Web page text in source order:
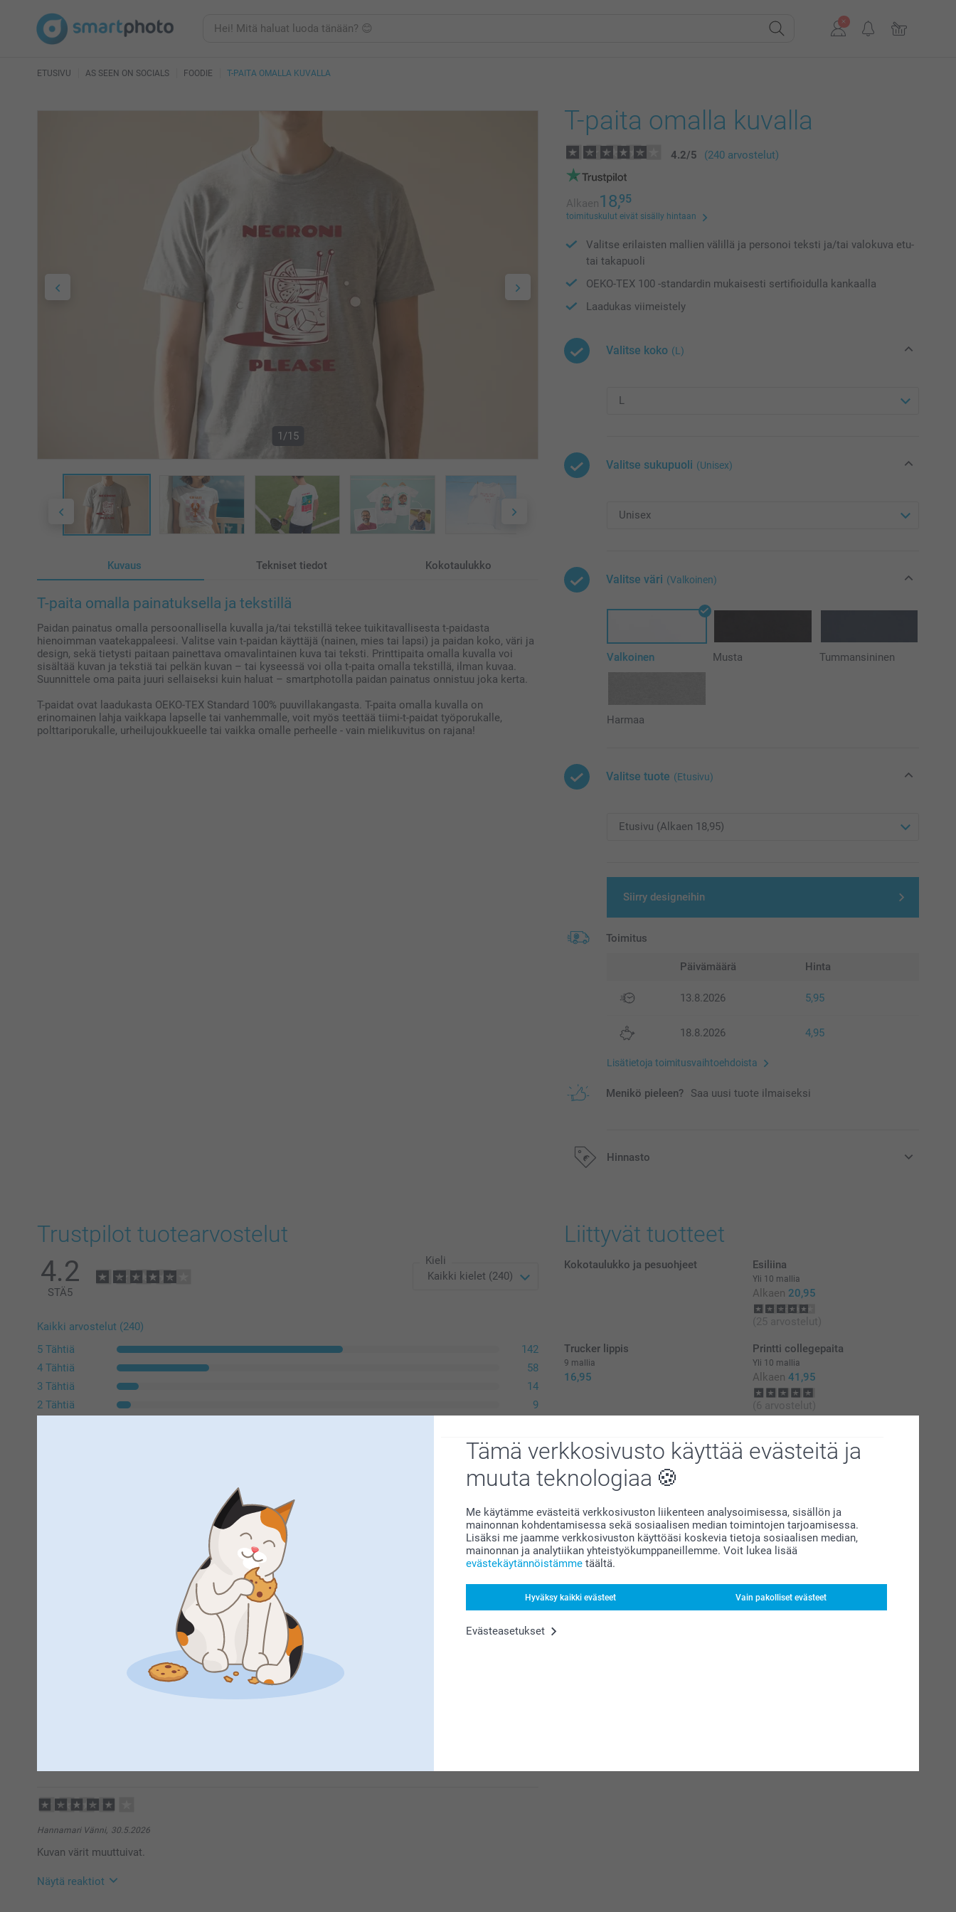
Tämä verkkosivusto käyttää evästeitä ja
muuta teknologiaa
Me käytämme evästeitä verkkosivuston liikenteen analysoimisessa, sisällön ja
mainonnan kohdentamisessa sekä sosiaalisen median toimintojen tarjoamisessa.
Lisäksi me jaamme verkkosivuston käyttöäsi koskevia tietoja sosiaalisen median,
mainonnan ja analytiikan yhteistyökumppaneillemme. Voit lukea lisää
evästekäytännöistämme täältä.
Hyväksy kaikki evästeet Vain pakolliset evästeet
Evästeasetukset
ETUSIVU AS SEEN ON SOCIALS FOODIE T-PAITA OMALLA KUVALLA
1/15
Kuvaus Tekniset tiedot Kokotaulukko
T-paita omalla painatuksella ja tekstillä
Paidan painatus omalla persoonallisella kuvalla ja/tai tekstillä tekee tuikitavallisesta t-paidasta
hienoimman vaatekappaleesi. Valitse vain t-paidan käyttäjä (nainen, mies tai lapsi) ja paidan koko, väri ja
design, sekä tietysti paitaan painettava omavalintainen kuva tai teksti. Printtipaita omalla kuvalla voi
sisältää kuvan ja tekstiä tai pelkän kuvan – tai kyseessä voi olla t-paita omalla tekstillä, ilman kuvaa.
Suunnittele oma paita juuri sellaiseksi kuin haluat – smartphotolla paidan painatus onnistuu joka kerta.
T-paidat ovat laadukasta OEKO-TEX Standard 100% puuvillakangasta. T-paita omalla kuvalla on
erinomainen lahja vaikkapa lapselle tai vanhemmalle, voit myös teettää tiimi-t-paidat työporukalle,
polttariporukalle, urheilujoukkueelle tai vaikka omalle perheelle - vain mielikuvitus on rajana!
T-paita omalla kuvalla
4.2/5 (240 arvostelut)
Alkaen18,95
toimituskulut eivät sisälly hintaan
Valitse erilaisten mallien välillä ja personoi teksti ja/tai valokuva etu-
tai takapuoli
OEKO-TEX 100 -standardin mukaisesti sertifioidulla kankaalla
Laadukas viimeistely
Valitse koko (L)
Valitse sukupuoli (Unisex)
Valitse väri (Valkoinen)
Valkoinen Musta Tummansininen
Harmaa
Valitse tuote (Etusivu)
Siirry designeihin
Toimitus
Päivämäärä Hinta
13.8.2026 5,95
18.8.2026 4,95
Lisätietoja toimitusvaihtoehdoista
Menikö pieleen? Saa uusi tuote ilmaiseksi
Hinnasto
Trustpilot tuotearvostelut
4.2
STÄ5
Kieli
Kaikki arvostelut (240)
5 Tähtiä
142
4 Tähtiä
58
3 Tähtiä
14
2 Tähtiä
9
Kiitos palautteesta. Ikävä kuulla että et ole täysin tyytyväinen saamaasi tuotteeseen. Mikäli haluat
tehdä reklamaation, ota yhteyttä asiakaspalveluun https://www.smartphoto.fi/faq, autamme
Lämpimin terveisin
Kirsi @smartphoto
Kaunis painatus ja paita on hyvää materiaalia.
14:26
Suuret kiitokset ⭐⭐⭐⭐tähdestä ja palautteesta, se on meille erittäin tärkeää. Kiva että pidät t-
Lämpimin kiitoksin,
Hannamari Vänni, 30.5.2026
Kuvan värit muuttuivat.
Näytä reaktiot
Liittyvät tuotteet
Kokotaulukko ja pesuohjeet Esiliina
Yli 10 mallia
Alkaen 20,95
(25 arvostelut)
Trucker lippis
9 mallia
16,95
Printti collegepaita
Yli 10 mallia
Alkaen 41,95
(6 arvostelut)